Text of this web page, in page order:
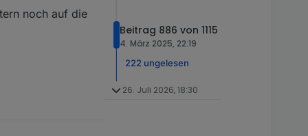
noch auf die
Beitrag 886 von 1115
4. März 2025, 22:19
222 ungelesen
26. Juli 2026, 18:30